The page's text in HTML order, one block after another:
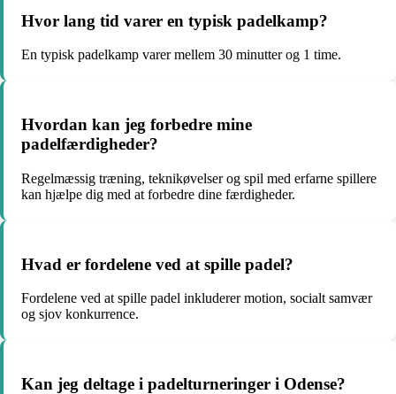
Hvor lang tid varer en typisk padelkamp?
En typisk padelkamp varer mellem 30 minutter og 1 time.
Hvordan kan jeg forbedre mine
padelfærdigheder?
Regelmæssig træning, teknikøvelser og spil med erfarne spillere
kan hjælpe dig med at forbedre dine færdigheder.
Hvad er fordelene ved at spille padel?
Fordelene ved at spille padel inkluderer motion, socialt samvær
og sjov konkurrence.
Kan jeg deltage i padelturneringer i Odense?